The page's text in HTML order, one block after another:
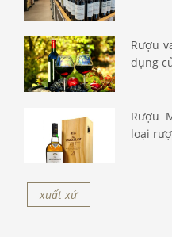
Rượu
dụng
Rượu
loại
xuất xứ